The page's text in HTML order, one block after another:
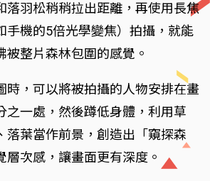
落羽松稍稍拉出距離，再使用長焦
手機的5倍光學變焦）拍攝，就能
被整片森林包圍的感覺。
時，可以將被拍攝的人物安排在畫
之一處，然後蹲低身體，利用草
落葉當作前景，創造出「窺探森
層次感，讓畫面更有深度。